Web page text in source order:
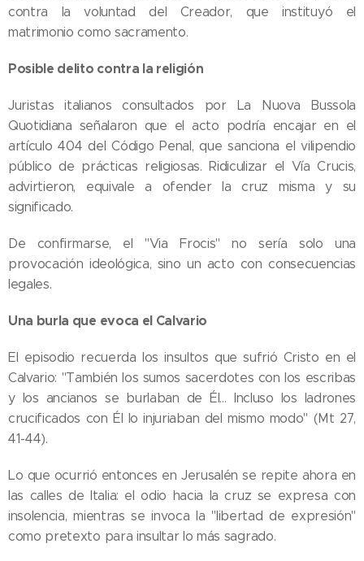
contra la voluntad del Creador, que instituyó el
matrimonio como sacramento.
Posible delito contra la religión
Juristas italianos consultados por La Nuova Bussola
Quotidiana señalaron que el acto podría encajar en el
artículo 404 del Código Penal, que sanciona el vilipendio
público de prácticas religiosas. Ridiculizar el Vía Crucis,
advirtieron, equivale a ofender la cruz misma y su
significado.
De confirmarse, el "Via Frocis" no sería solo una
provocación ideológica, sino un acto con consecuencias
legales.
Una burla que evoca el Calvario
El episodio recuerda los insultos que sufrió Cristo en el
Calvario: "También los sumos sacerdotes con los escribas
y los ancianos se burlaban de Él… Incluso los ladrones
crucificados con Él lo injuriaban del mismo modo" (Mt 27,
41-44).
Lo que ocurrió entonces en Jerusalén se repite ahora en
las calles de Italia: el odio hacia la cruz se expresa con
insolencia, mientras se invoca la "libertad de expresión"
como pretexto para insultar lo más sagrado.
05.08.2026